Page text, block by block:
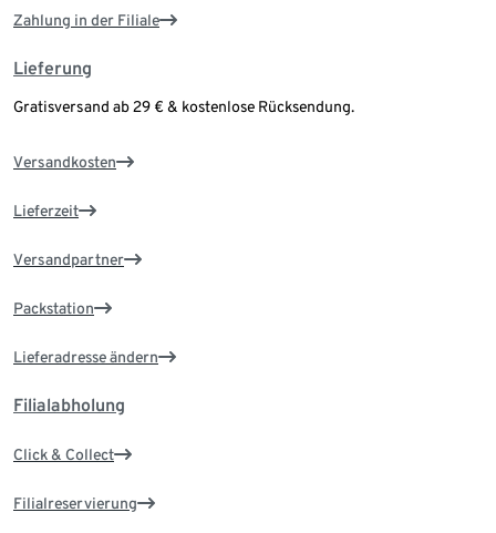
Zahlung in der Filiale
Lieferung
Gratisversand ab 29 € & kostenlose Rücksendung.
Versandkosten
Lieferzeit
Versandpartner
Packstation
Lieferadresse ändern
Filialabholung
Click & Collect
Filialreservierung